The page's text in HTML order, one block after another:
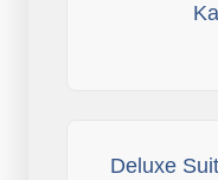
Deluxe